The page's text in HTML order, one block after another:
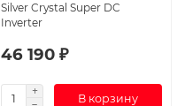
Silver Crystal Super DC
Inverter
46 190 ₽
В корзину